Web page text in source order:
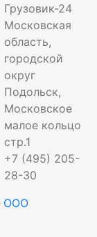
Грузовик-24
Московская
область,
городской
округ
Подольск,
Московское
малое кольцо
стр.1
+7 (495) 205-
28-30
ООО